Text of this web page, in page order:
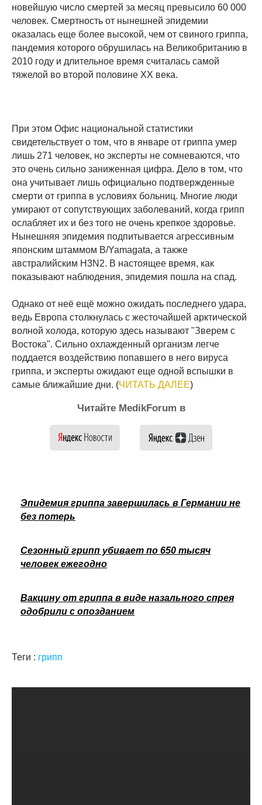
новейшую число смертей за месяц превысило 60 000
человек. Смертность от нынешней эпидемии
оказалась еще более высокой, чем от свиного гриппа,
пандемия которого обрушилась на Великобританию в
2010 году и длительное время считалась самой
тяжелой во второй половине ХХ века.
При этом Офис национальной статистики
свидетельствует о том, что в январе от гриппа умер
лишь 271 человек, но эксперты не сомневаются, что
это очень сильно заниженная цифра. Дело в том, что
она учитывает лишь официально подтвержденные
смерти от гриппа в условиях больниц. Многие люди
умирают от сопутствующих заболеваний, когда грипп
ослабляет их и без того не очень крепкое здоровье.
Нынешняя эпидемия подпитывается агрессивным
японским штаммом B/Yamagata, а также
австралийским H3N2. В настоящее время, как
показывают наблюдения, эпидемия пошла на спад.
Однако от неё ещё можно ожидать последнего удара,
ведь Европа столкнулась с жесточайшей арктической
волной холода, которую здесь называют "Зверем с
Востока". Сильно охлажденный организм легче
поддается воздействию попавшего в него вируса
гриппа, и эксперты ожидают еще одной вспышки в
самые ближайшие дни. (ЧИТАТЬ ДАЛЕЕ)
Читайте MedikForum в
Эпидемия гриппа завершилась в Германии не
без потерь
Сезонный грипп убивает по 650 тысяч
человек ежегодно
Вакцину от гриппа в виде назального спрея
одобрили с опозданием
Теги : грипп